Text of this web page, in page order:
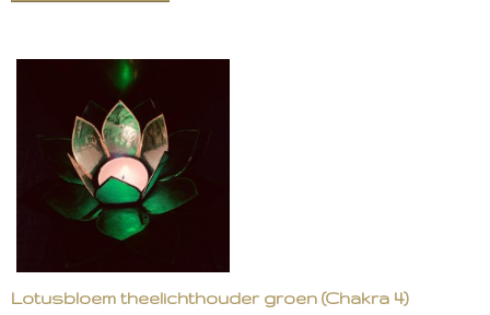
Lotusbloem theelichthouder groen (Chakra 4)